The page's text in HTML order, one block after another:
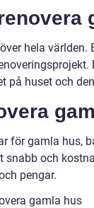
hela världen.
på huset och
för gamla hus,
och
pengar.
gamla hus